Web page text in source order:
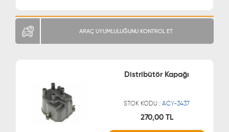
ARAÇ UYUMLULUĞUNU KONTROL ET
Distribütör Kapağı
STOK KODU :ACY-3437
270,00 TL